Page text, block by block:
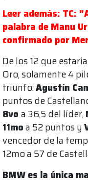
Leer además: TC:
palabra de Manu
confirmado por
De los 12 que
Oro, solamente 4
triunfo:Agustín
puntos de
8vo a 36,5 del líder,
11moa 52 puntos y
vencedor de la
12mo a 57 de
BMW es la única